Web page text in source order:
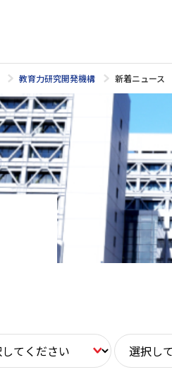
教育力研究開発機構 新着ニュース